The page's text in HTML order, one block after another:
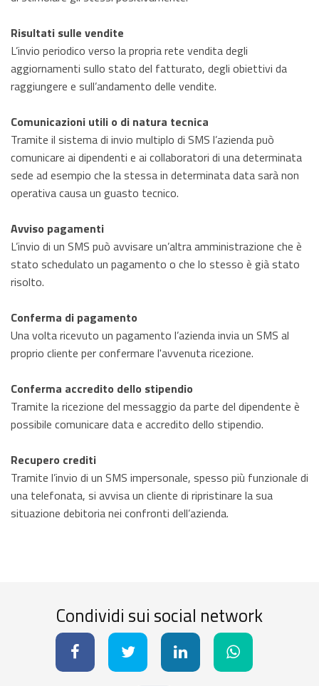
Risultati sulle vendite
L’invio periodico verso la propria rete vendita degli
aggiornamenti sullo stato del fatturato, degli obiettivi da
raggiungere e sull’andamento delle vendite.
Comunicazioni utili o di natura tecnica
Tramite il sistema di invio multiplo di SMS l’azienda può
comunicare ai dipendenti e ai collaboratori di una determinata
sede ad esempio che la stessa in determinata data sarà non
operativa causa un guasto tecnico.
Avviso pagamenti
L’invio di un SMS può avvisare un’altra amministrazione che è
stato schedulato un pagamento o che lo stesso è già stato
risolto.
Conferma di pagamento
Una volta ricevuto un pagamento l’azienda invia un SMS al
proprio cliente per confermare l'avvenuta ricezione.
Conferma accredito dello stipendio
Tramite la ricezione del messaggio da parte del dipendente è
possibile comunicare data e accredito dello stipendio.
Recupero crediti
Tramite l’invio di un SMS impersonale, spesso più funzionale di
una telefonata, si avvisa un cliente di ripristinare la sua
situazione debitoria nei confronti dell’azienda.
Condividi sui social network